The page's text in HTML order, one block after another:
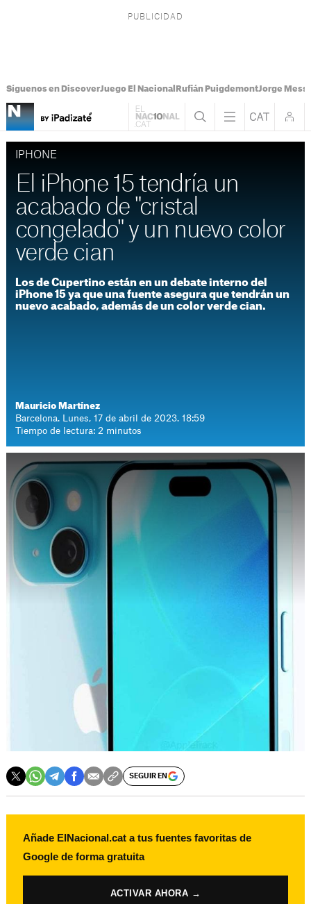
Síguenos en DiscoverJuego El Nacional Rufián PuigdemontJorge Messi
IPHONE
El iPhone 15 tendría un
acabado de "cristal
congelado" y un nuevo color
verde cian
Los de Cupertino están en un debate interno del
iPhone 15 ya que una fuente asegura que tendrán un
nuevo acabado, además de un color verde cian.
Mauricio Martínez
Barcelona. Lunes, 17 de abril de 2023. 18:59
Tiempo de lectura: 2 minutos
SEGUIR EN
Añade ElNacional.cat a tus fuentes favoritas de
Google de forma gratuita
ACTIVAR AHORA →